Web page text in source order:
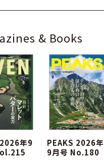
& Books
年9
PEAKS 2026年
9月号 No.180